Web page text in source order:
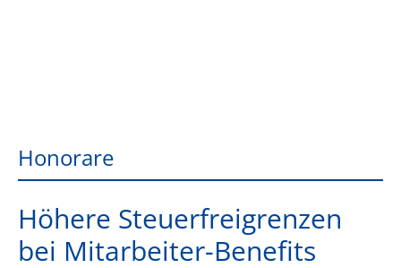
Honorare
Höhere Steuerfreigrenzen
bei Mitarbeiter-Benefits